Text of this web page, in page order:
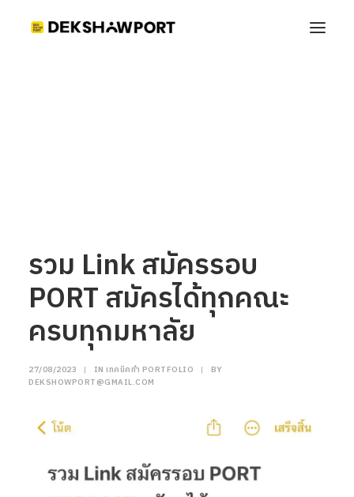
รวม Link สมัครรอบ
PORT สมัครได้ทุกคณะ
ครบทุกมหาลัย
27/08/2023 | IN เทคนิคทำ PORTFOLIO |
BY
DEKSHOWPORT@GMAIL.COM